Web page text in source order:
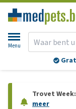
Menu
Trovet
meer